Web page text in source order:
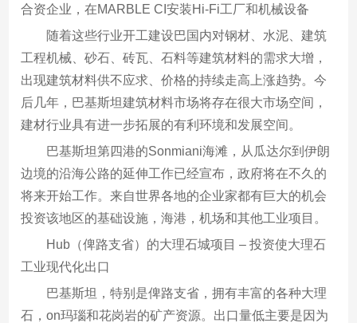
合资企业，在MARBLE CI安装Hi-Fi工厂和机械设备
随着这些行业开工建设巴国内对钢材、水泥、建筑
工程机械、砂石、砖瓦、石料等建筑材料的需求大增，
出现建筑材料供不应求、价格的持续走高上涨趋势。今
后几年，巴基斯坦建筑材料市场将存在很大市场空间，
建材行业具有进一步拓展的有利环境和发展空间。
巴基斯坦第四港的Sonmiani海滩，从瓜达尔到伊朗
边境的沿海公路的延伸工作已经宣布，政府将在不久的
将来开始工作。来自世界各地的企业家都有巨大的机会
投资该地区的基础设施，海港，机场和其他工业项目。
Hub（俾路支省）的大理石城项目 – 投资使大理石
工业现代化出口
巴基斯坦，特别是俾路支省，拥有丰富的各种大理
石，on玛瑙和花岗岩的矿产资源。出口量低主要是因为